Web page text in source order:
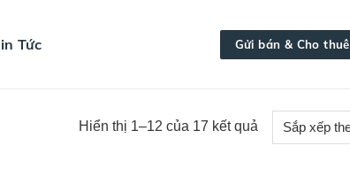
Tức Gửi bán & Cho thuê
Hiển thị 1–12 của 17 kết quảĐã
sắp